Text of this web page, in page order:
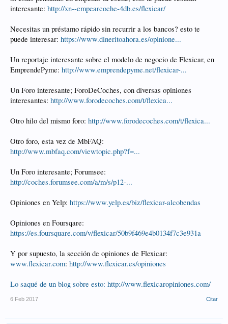
interesante: http://xn--empearcoche-4db.es/flexicar/
Necesitas un préstamo rápido sin recurrir a los bancos? esto te
puede interesar: https://www.dineritoahora.es/opinione...
Un reportaje interesante sobre el modelo de negocio de Flexicar, en
EmprendePyme: http://www.emprendepyme.net/flexicar-...
Un Foro interesante; ForoDeCoches, con diversas opiniones
interesantes: http://www.forodecoches.com/t/flexica...
Otro hilo del mismo foro: http://www.forodecoches.com/t/flexica...
Otro foro, esta vez de MbFAQ:
http://www.mbfaq.com/viewtopic.php?f=...
Un Foro interesante; Forumsee:
http://coches.forumsee.com/a/m/s/p12-...
Opiniones en Yelp: https://www.yelp.es/biz/flexicar-alcobendas
Opiniones en Foursqare:
https://es.foursquare.com/v/flexicar/50b9f469e4b0134f7c3e931a
Y por supuesto, la sección de opiniones de Flexicar:
www.flexicar.com: http://www.flexicar.es/opiniones
Lo saqué de un blog sobre esto: http://www.flexicaropiniones.com/
6 Feb 2017 Citar